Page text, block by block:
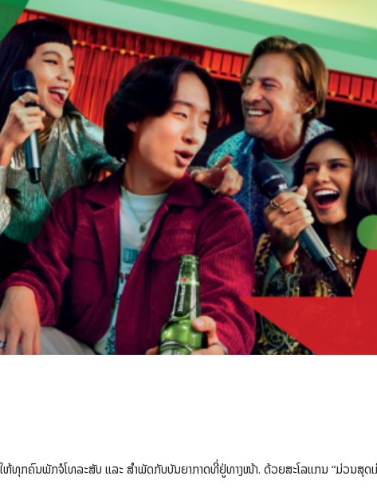
ຫ້ທຸກຄົນພັກຈໍໂທລະສັບ ແລະ ສຳພັດກັບບັນຍາກາດທີ່ຢູ່ທາງໜ້າ. ດ້ວຍສະໂລແກນ “ມ່ວນສຸດເ